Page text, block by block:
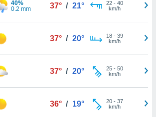
40%
0.2 mm
37° / 21° 22- 40
km/h
37° / 20° 18- 39
km/h
37° / 20° 25- 50
km/h
36° / 19° 20- 37
km/h